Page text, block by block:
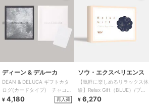
ディーン & デルーカ
DEAN & DELUCA ギフトカタ
ログ(カードタイプ) チャコー
ル-C
¥ 4,180 再入荷
ソウ・エクスペリエンス
【気軽に楽しめるリラックス体
験】Relax Gift（BLUE）/プレ
ゼント/誕生日/景品/記念日/
¥ 6,270